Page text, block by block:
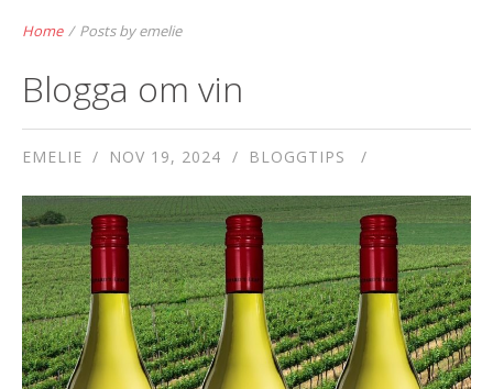
Home / Posts by emelie
Blogga om vin
EMELIE NOV 19, 2024 BLOGGTIPS